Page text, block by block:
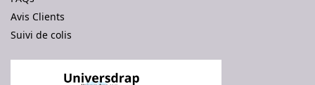
Avis Clients
Suivi de colis